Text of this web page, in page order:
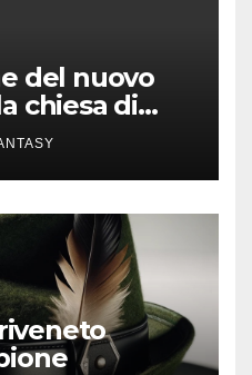
del nuovo
chiesa di
di